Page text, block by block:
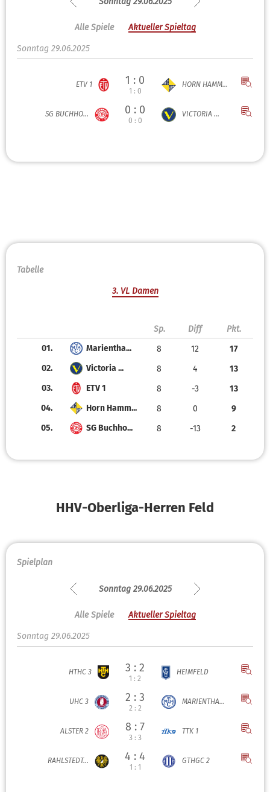
Alle Spiele Aktueller Spieltag
Sonntag 29.06.2025
ETV 1 1 : 0
1 : 0
HORN HAMM...
SG BUCHHO... 0 : 0
0 : 0
VICTORIA ...
Tabelle
3. VL Damen
Sp. Diff
Pkt.
01.
Marientha... 8 12
17
02.
Victoria ... 8 4
13
03.
ETV 1 8 -3
13
04.
Horn Hamm... 8 0
9
05.
SG Buchho... 8 -13 2
HHV-Oberliga-Herren Feld
Spielplan
Sonntag 29.06.2025
Alle Spiele Aktueller Spieltag
Sonntag 29.06.2025
HTHC 3 3 : 2
1 : 2
HEIMFELD
UHC 3 2 : 3
2 : 2
MARIENTHA...
ALSTER 2 8 : 7
3 : 3
TTK 1
RAHLSTEDT... 4 : 4
1 : 1
GTHGC 2